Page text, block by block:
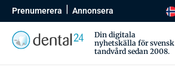
Prenumerera Annonsera
Din digitala
nyhetskälla för svensk
tandvård sedan 2008.